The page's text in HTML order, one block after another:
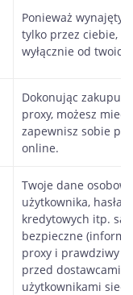
Ponieważ wynajęty
tylko przez ciebie,
wyłącznie od twoich
Dokonując zakupu
proxy, możesz mieć
zapewnisz sobie
online.
Twoje dane
użytkownika, hasła,
kredytowych itp. są
bezpieczne
proxy i prawdziwy
przed dostawcami i
użytkownikami